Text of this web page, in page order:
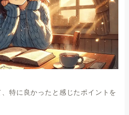
特に良かったと感じたポイントを